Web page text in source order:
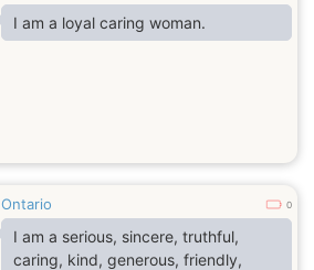
I am a loyal caring woman.
Ontario 0
I am a serious, sincere, truthful,
caring, kind, generous, friendly,